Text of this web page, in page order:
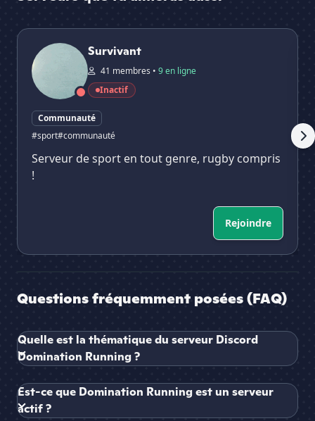
Survivant
Survivant
41 membres • 9 en ligne
Inactif
Communauté
#sport#communauté
Serveur de sport en tout genre, rugby compris
!
Rejoindre
Questions fréquemment posées (FAQ)
Quelle est la thématique du serveur Discord
Domination Running ?
Est-ce que Domination Running est un serveur
actif ?